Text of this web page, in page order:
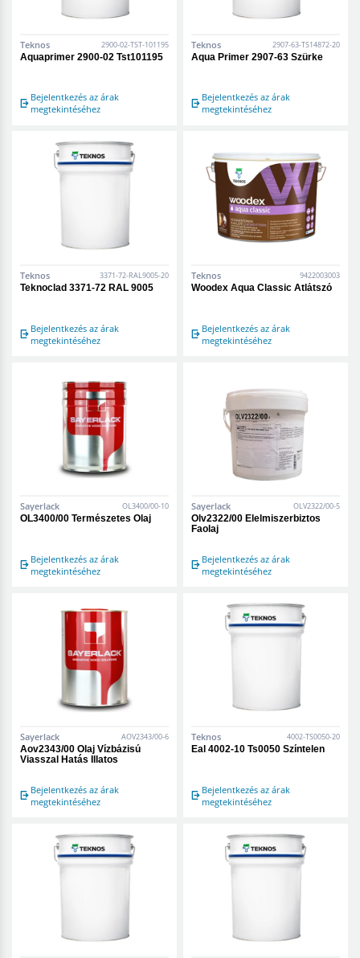
Teknos 2900-02-TST-101195
Aquaprimer 2900-02 Tst101195
Bejelentkezés az árak
megtekintéséhez
Teknos 2907-63-TS14872-20
Aqua Primer 2907-63 Szürke
Bejelentkezés az árak
megtekintéséhez
Teknos 3371-72-RAL9005-20
Teknoclad 3371-72 RAL 9005
Bejelentkezés az árak
megtekintéséhez
Teknos 9422003003
Woodex Aqua Classic Átlátszó
Bejelentkezés az árak
megtekintéséhez
Sayerlack OL3400/00-10
OL3400/00 Természetes Olaj
Bejelentkezés az árak
megtekintéséhez
Sayerlack OLV2322/00-5
Olv2322/00 Élelmiszerbiztos
Faolaj
Bejelentkezés az árak
megtekintéséhez
Sayerlack AOV2343/00-6
Aov2343/00 Olaj Vízbázisú
Viasszal Hatás Illatos
Bejelentkezés az árak
megtekintéséhez
Teknos 4002-TS0050-20
Eal 4002-10 Ts0050 Színtelen
Bejelentkezés az árak
megtekintéséhez